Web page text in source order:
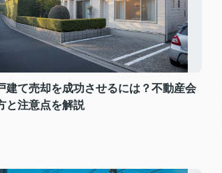
建て売却を成功させるには？不動産会
と注意点を解説